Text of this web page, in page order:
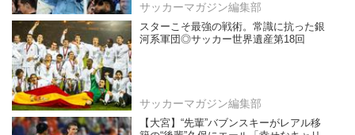
サッカーマガジン編集部
スターこそ最強の戦術。常識に抗った銀
河系軍団◎サッカー世界遺産第18回
サッカーマガジン編集部
【大宮】“先輩”バブンスキーがレアル移